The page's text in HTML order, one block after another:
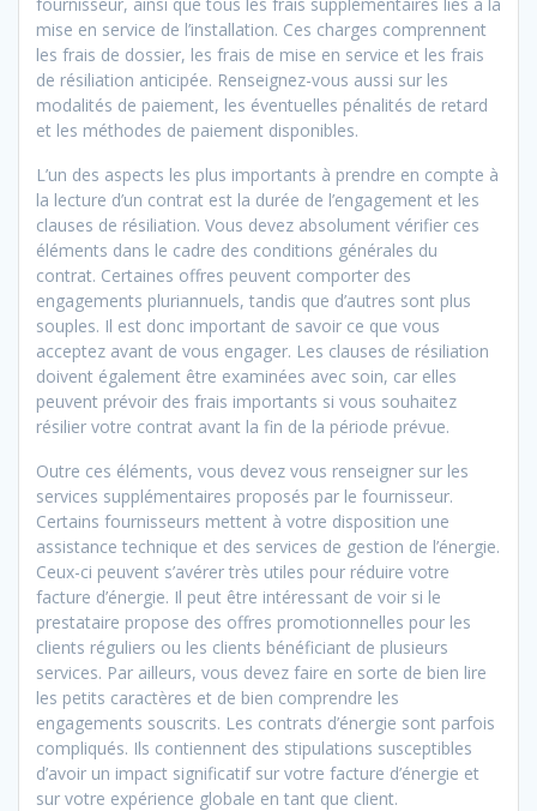
mise en service de l’installation. Ces charges comprennent
les frais de dossier, les frais de mise en service et les frais
de résiliation anticipée. Renseignez-vous aussi sur les
modalités de paiement, les éventuelles pénalités de retard
et les méthodes de paiement disponibles.
L’un des aspects les plus importants à prendre en compte à
la lecture d’un contrat est la durée de l’engagement et les
clauses de résiliation. Vous devez absolument vérifier ces
éléments dans le cadre des conditions générales du
contrat. Certaines offres peuvent comporter des
engagements pluriannuels, tandis que d’autres sont plus
souples. Il est donc important de savoir ce que vous
acceptez avant de vous engager. Les clauses de résiliation
doivent également être examinées avec soin, car elles
peuvent prévoir des frais importants si vous souhaitez
résilier votre contrat avant la fin de la période prévue.
Outre ces éléments, vous devez vous renseigner sur les
services supplémentaires proposés par le fournisseur.
Certains fournisseurs mettent à votre disposition une
assistance technique et des services de gestion de l’énergie.
Ceux-ci peuvent s’avérer très utiles pour réduire votre
facture d’énergie. Il peut être intéressant de voir si le
prestataire propose des offres promotionnelles pour les
clients réguliers ou les clients bénéficiant de plusieurs
services. Par ailleurs, vous devez faire en sorte de bien lire
les petits caractères et de bien comprendre les
engagements souscrits. Les contrats d’énergie sont parfois
compliqués. Ils contiennent des stipulations susceptibles
d’avoir un impact significatif sur votre facture d’énergie et
sur votre expérience globale en tant que client.